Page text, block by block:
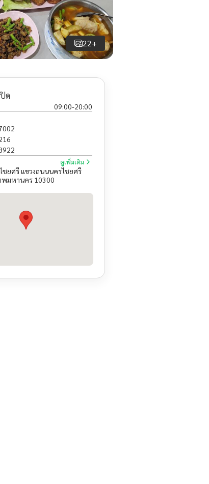
22+
ด
09:00-20:00
ดูเพิ่มเติม
ชยศรี แขวงถนนนครไชยศรี
พมหานคร 10300